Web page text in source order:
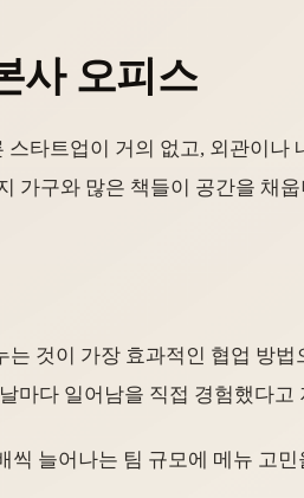
사 오피스
타트업이 거의 없고, 외관이나
가구와 많은 책들이 공간을 채
것이 가장 효과적인 협업 방법
마다 일어남을 직접 경험했다고
늘어나는 팀 규모에 메뉴 고